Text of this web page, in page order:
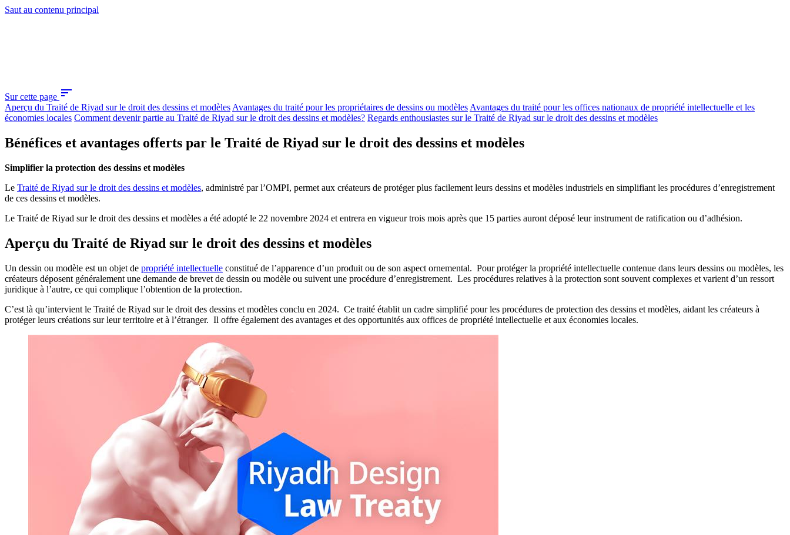
Saut au contenu principal
Sur cette page sort
Aperçu du Traité de Riyad sur le droit des dessins et modèles Avantages du traité pour les propriétaires de dessins ou modèles Avantages du traité pour les offices nationaux de propriété intellectuelle et les
économies locales Comment devenir partie au Traité de Riyad sur le droit des dessins et modèles? Regards enthousiastes sur le Traité de Riyad sur le droit des dessins et modèles
Bénéfices et avantages offerts par le Traité de Riyad sur le droit des dessins et modèles
Simplifier la protection des dessins et modèles
Le Traité de Riyad sur le droit des dessins et modèles, administré par l’OMPI, permet aux créateurs de protéger plus facilement leurs dessins et modèles industriels en simplifiant les procédures d’enregistrement
de ces dessins et modèles.
Le Traité de Riyad sur le droit des dessins et modèles a été adopté le 22 novembre 2024 et entrera en vigueur trois mois après que 15 parties auront déposé leur instrument de ratification ou d’adhésion.
Aperçu du Traité de Riyad sur le droit des dessins et modèles
Un dessin ou modèle est un objet de propriété intellectuelle constitué de l’apparence d’un produit ou de son aspect ornemental. Pour protéger la propriété intellectuelle contenue dans leurs dessins ou modèles, les
créateurs déposent généralement une demande de brevet de dessin ou modèle ou suivent une procédure d’enregistrement. Les procédures relatives à la protection sont souvent complexes et varient d’un ressort
juridique à l’autre, ce qui complique l’obtention de la protection.
C’est là qu’intervient le Traité de Riyad sur le droit des dessins et modèles conclu en 2024. Ce traité établit un cadre simplifié pour les procédures de protection des dessins et modèles, aidant les créateurs à
protéger leurs créations sur leur territoire et à l’étranger. Il offre également des avantages et des opportunités aux offices de propriété intellectuelle et aux économies locales.